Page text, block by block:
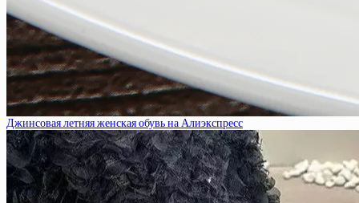
Джинсовая летняя женская обувь на Алиэкспресс